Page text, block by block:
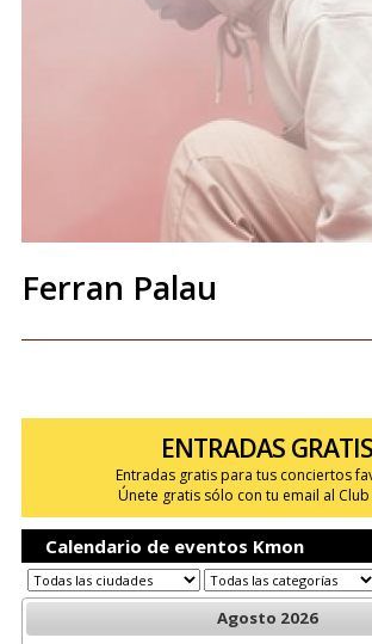
Ferran Palau
ENTRADAS GRATIS
Entradas gratis para tus conciertos
Únete gratis sólo con tu email al Club
Calendario de eventos Kmon
Agosto 2026